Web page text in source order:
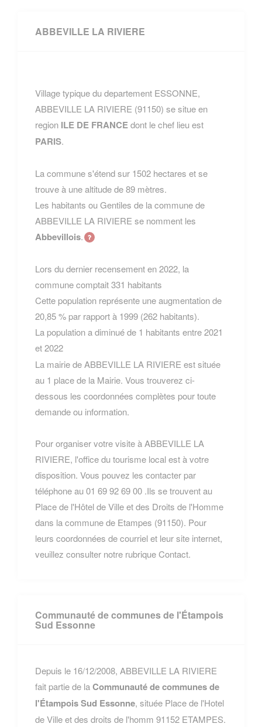
ABBEVILLE LA RIVIERE
Village typique du departement ESSONNE,
ABBEVILLE LA RIVIERE (91150) se situe en
region ILE DE FRANCEdont le chef lieu est
PARIS.
La commune s'étend sur 1502 hectares et se
trouve à une altitude de 89 mètres.
Les habitants ou Gentiles de la commune de
ABBEVILLE LA RIVIERE se nomment les
Abbevillois.
Lors du dernier recensement en 2022, la
commune comptait 331 habitants
Cette population représente une augmentation de
20,85 % par rapport à 1999 (262 habitants).
La population a diminué de 1 habitants entre 2021
et 2022
La mairie de ABBEVILLE LA RIVIERE est située
au 1 place de la Mairie. Vous trouverez ci-
dessous les coordonnées complètes pour toute
demande ou information.
Pour organiser votre visite à ABBEVILLE LA
RIVIERE, l'office du tourisme local est à votre
disposition. Vous pouvez les contacter par
téléphone au 01 69 92 69 00 .Ils se trouvent au
Place de l'Hôtel de Ville et des Droits de l'Homme
dans la commune de Etampes (91150). Pour
leurs coordonnées de courriel et leur site internet,
veuillez consulter notre rubrique Contact.
Communauté de communes de l'Étampois
Sud Essonne
Depuis le 16/12/2008, ABBEVILLE LA RIVIERE
fait partie de laCommunauté de communes de
l'Étampois Sud Essonne, située Place de l'Hotel
de Ville et des droits de l'homm 91152 ETAMPES.